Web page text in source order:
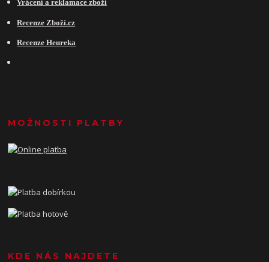
Vrácení a reklamace zboží
Recenze Zboží.cz
Recenze Heureka
MOŽNOSTI PLATBY
KDE NÁS NAJDETE